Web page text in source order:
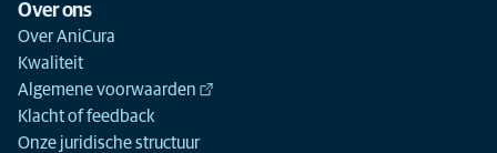
Over ons
Over AniCura
Kwaliteit
Algemene voorwaarden
Klacht of feedback
Onze juridische structuur